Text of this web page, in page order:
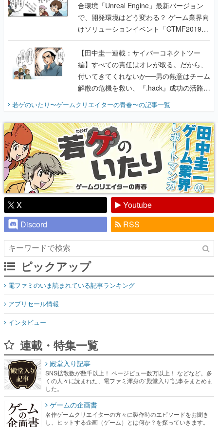
合環境「Unreal Engine」最新バージョン
で、開発環境はどう変わる？ ゲーム業界向
けソリューションイベント「GTMF2019」
に行って、より理解を深めよう【PR】
【田中圭一連載：サイバーコネクトツー
編】すべての責任はオレが取る。だから、
付いてきてくれないか──男の熱意はチーム
解散の危機を救い、『.hack』成功の活路を
開く。業界の快男児・松山 洋に流れる血は
『少年ジャンプ』色だった【若ゲのいた
り】
若ゲのいたり〜ゲームクリエイターの青春〜の記事一覧
X
Youtube
Discord
RSS
ピックアップ
電ファミのいま読まれている記事ランキング
アプリセール情報
インタビュー
連載・特集一覧
殿堂入り記事
SNS拡散数が数千以上！ ページビュー数万以上！ などなど。多
くの人々に読まれた、電ファミ渾身の“殿堂入り”記事をまとめま
した。
ゲームの企画書
名作ゲームクリエイターの方々に製作時のエピソードをお聞き
し、ヒットする企画（ゲーム）とは何か？を探っていきます。